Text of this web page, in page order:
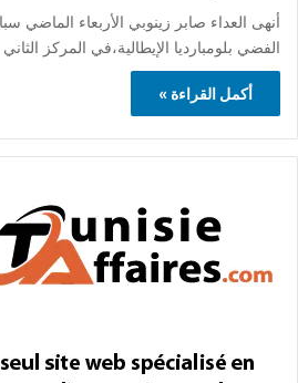
الفضي بلومبارديا الإيطالية،في المركز
أكمل القراءة »